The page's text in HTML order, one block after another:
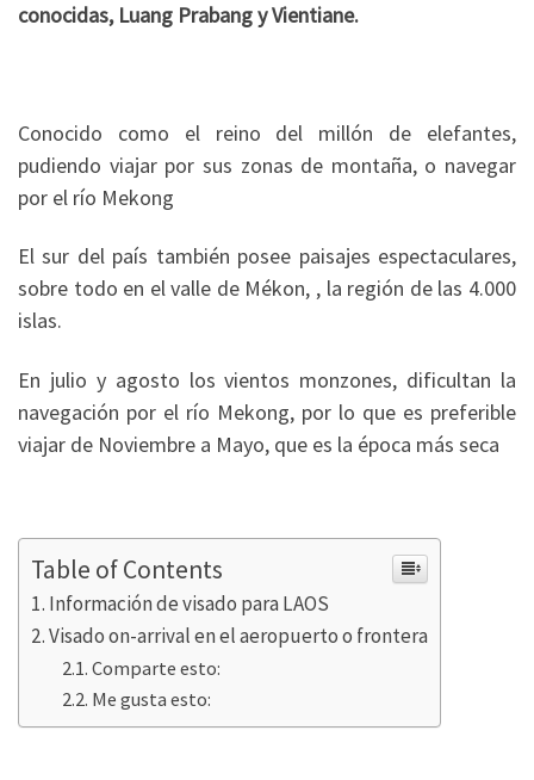
conocidas, Luang Prabang y Vientiane.
Conocido como el reino del millón de elefantes,
pudiendo viajar por sus zonas de montaña, o navegar
por el río Mekong
El sur del país también posee paisajes espectaculares,
sobre todo en el valle de Mékon, , la región de las 4.000
islas.
En julio y agosto los vientos monzones, dificultan la
navegación por el río Mekong, por lo que es preferible
viajar de Noviembre a Mayo, que es la época más seca
Table of Contents
Información de visado para LAOS
Visado on-arrival en el aeropuerto o frontera
Comparte esto:
Me gusta esto: